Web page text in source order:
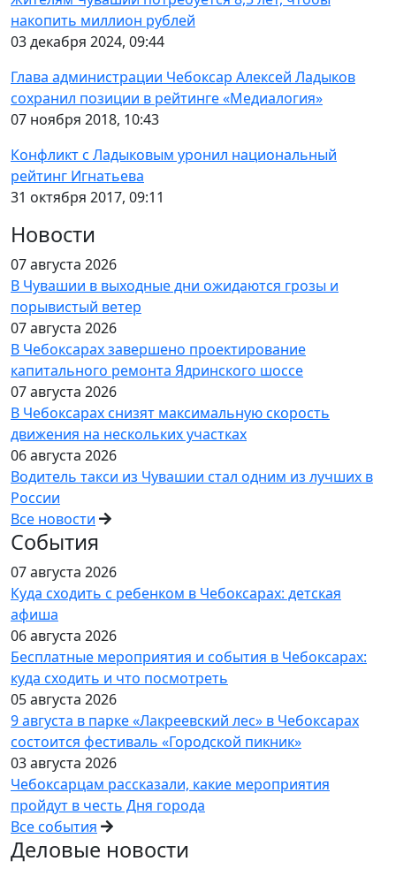
накопить миллион рублей
03 декабря 2024, 09:44
Глава администрации Чебоксар Алексей Ладыков
сохранил позиции в рейтинге «Медиалогия»
07 ноября 2018, 10:43
Конфликт с Ладыковым уронил национальный
рейтинг Игнатьева
31 октября 2017, 09:11
Новости
07 августа 2026
В Чувашии в выходные дни ожидаются грозы и
порывистый ветер
07 августа 2026
В Чебоксарах завершено проектирование
капитального ремонта Ядринского шоссе
07 августа 2026
В Чебоксарах снизят максимальную скорость
движения на нескольких участках
06 августа 2026
Водитель такси из Чувашии стал одним из лучших в
России
Все новости
События
07 августа 2026
Куда сходить с ребенком в Чебоксарах: детская
афиша
06 августа 2026
Бесплатные мероприятия и события в Чебоксарах:
куда сходить и что посмотреть
05 августа 2026
9 августа в парке «Лакреевский лес» в Чебоксарах
состоится фестиваль «Городской пикник»
03 августа 2026
Чебоксарцам рассказали, какие мероприятия
пройдут в честь Дня города
Все события
Деловые новости